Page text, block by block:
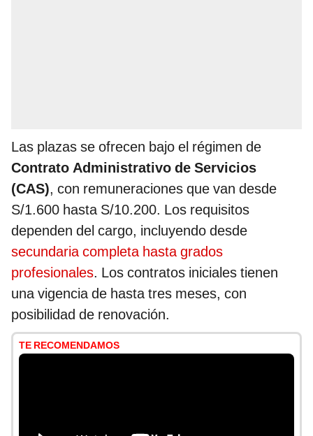
Las plazas se ofrecen bajo el régimen de
Contrato Administrativo de Servicios
(CAS), con remuneraciones que van desde
S/1.600 hasta S/10.200. Los requisitos
dependen del cargo, incluyendo desde
secundaria completa hasta grados
profesionales. Los contratos iniciales tienen
una vigencia de hasta tres meses, con
posibilidad de renovación.
TE RECOMENDAMOS